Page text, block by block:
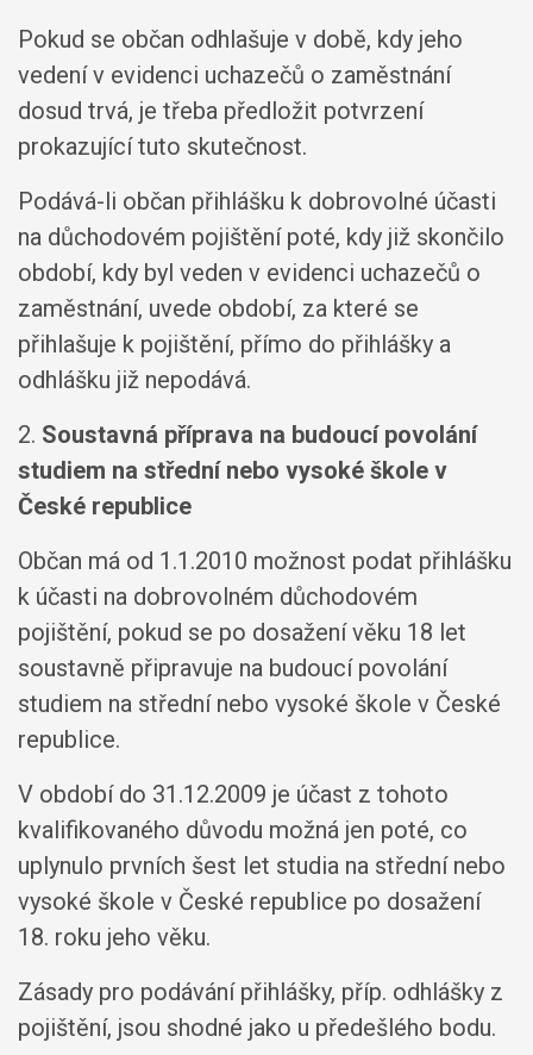
Pokud se občan odhlašuje v době, kdy jeho
vedení v evidenci uchazečů o zaměstnání
dosud trvá, je třeba předložit potvrzení
prokazující tuto skutečnost.
Podává-li občan přihlášku k dobrovolné účasti
na důchodovém pojištění poté, kdy již skončilo
období, kdy byl veden v evidenci uchazečů o
zaměstnání, uvede období, za které se
přihlašuje k pojištění, přímo do přihlášky a
odhlášku již nepodává.
2. Soustavná příprava na budoucí povolání
studiem na střední nebo vysoké škole v
České republice
Občan má od 1.1.2010 možnost podat přihlášku
k účasti na dobrovolném důchodovém
pojištění, pokud se po dosažení věku 18 let
soustavně připravuje na budoucí povolání
studiem na střední nebo vysoké škole v České
republice.
V období do 31.12.2009 je účast z tohoto
kvalifikovaného důvodu možná jen poté, co
uplynulo prvních šest let studia na střední nebo
vysoké škole v České republice po dosažení
18. roku jeho věku.
Zásady pro podávání přihlášky, příp. odhlášky z
pojištění, jsou shodné jako u předešlého bodu.